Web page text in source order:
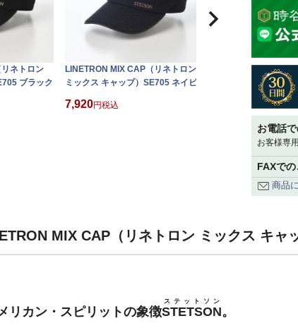
ネトロン
ブラック
LINETRON MIX CAP（リネトロン
ミックス キャップ）SE705 ネイビー
7,920 税込
お電話
お客様専
FAXで
商品
MIX CAP（リネトロン ミックス キ
リカン・スピリットの象徴STETSON
ステットソン
。